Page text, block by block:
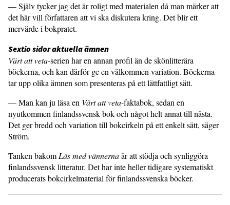
— Själv tycker jag det är roligt med materialen då man märker att
det här vill författaren att vi ska diskutera kring. Det blir ett
mervärde i bokpratet.
Sextio sidor aktuella ämnen
Värt att veta-serien har en annan profil än de skönlitterära
böckerna, och kan därför ge en välkommen variation. Böckerna
tar upp olika ämnen som presenteras på ett lättfattligt sätt.
— Man kan ju läsa en Värt att veta-faktabok, sedan en
nyutkommen finlandssvensk bok och något helt annat till nästa.
Det ger bredd och variation till bokcirkeln på ett enkelt sätt, säger
Ström.
Tanken bakom Läs med vännernaär att stödja och synliggöra
finlandssvensk litteratur. Det har inte heller tidigare systematiskt
producerats bokcirkelmaterial för finlandssvenska böcker.